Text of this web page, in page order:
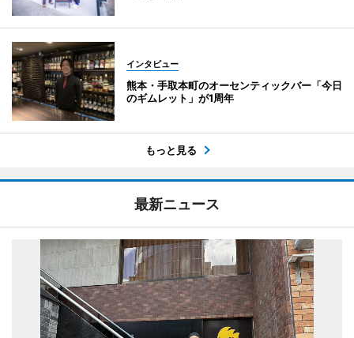
インタビュー
熊本・手取本町のオーセンティックバー「今日
のギムレット」が1周年
もっと見る
最新ニュース